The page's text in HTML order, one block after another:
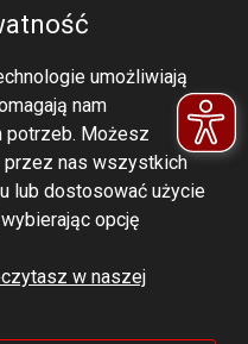
umożliwiają
nam
potrzeb. Możesz
nas wszystkich
lub dostosować użycie
opcję
w naszej